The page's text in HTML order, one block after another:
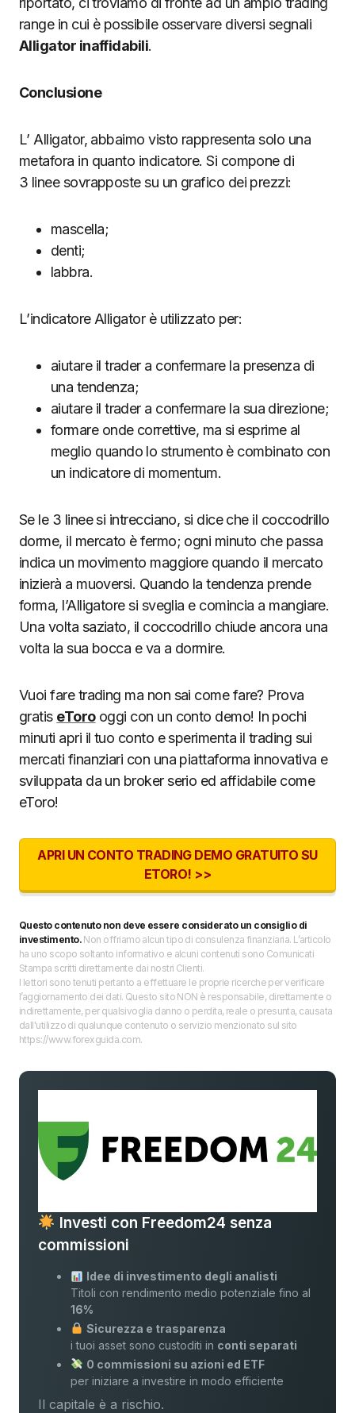
range in cui è possibile osservare diversi segnali
Alligator inaffidabili.
Conclusione
L’ Alligator, abbaimo visto rappresenta solo una
metafora in quanto indicatore. Si compone di
3 linee sovrapposte su un grafico dei prezzi:
mascella;
denti;
labbra.
L’indicatore Alligator è utilizzato per:
aiutare il trader a confermare la presenza di
una tendenza;
aiutare il trader a confermare la sua direzione;
formare onde correttive, ma si esprime al
meglio quando lo strumento è combinato con
un indicatore di momentum.
Se le 3 linee si intrecciano, si dice che il coccodrillo
dorme, il mercato è fermo; ogni minuto che passa
indica un movimento maggiore quando il mercato
inizierà a muoversi. Quando la tendenza prende
forma, l’Alligatore si sveglia e comincia a mangiare.
Una volta saziato, il coccodrillo chiude ancora una
volta la sua bocca e va a dormire.
Vuoi fare trading ma non sai come fare? Prova
gratis eTorooggi con un conto demo! In pochi
minuti apri il tuo conto e sperimenta il trading sui
mercati finanziari con una piattaforma innovativa e
sviluppata da un broker serio ed affidabile come
eToro!
APRI UN CONTO TRADING DEMO GRATUITO SU
ETORO! >>
Questo contenuto non deve essere considerato un consiglio di
investimento.Non offriamo alcun tipo di consulenza finanziaria. L’articolo
ha uno scopo soltanto informativo e alcuni contenuti sono Comunicati
Stampa scritti direttamente dai nostri Clienti.
I lettori sono tenuti pertanto a effettuare le proprie ricerche per verificare
l’aggiornamento dei dati. Questo sito NON è responsabile, direttamente o
indirettamente, per qualsivoglia danno o perdita, reale o presunta, causata
dall'utilizzo di qualunque contenuto o servizio menzionato sul sito
https://www.forexguida.com.
Investi con Freedom24 senza
commissioni
Idee di investimento degli analisti
Titoli con rendimento medio potenziale fino al
16%
Sicurezza e trasparenza
i tuoi asset sono custoditi in conti separati
0 commissioni su azioni ed ETF
per iniziare a investire in modo efficiente
Il capitale è a rischio.